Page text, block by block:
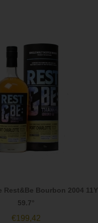
Rest&Be Bourbon 2004 11Y
59.7°
€199,42